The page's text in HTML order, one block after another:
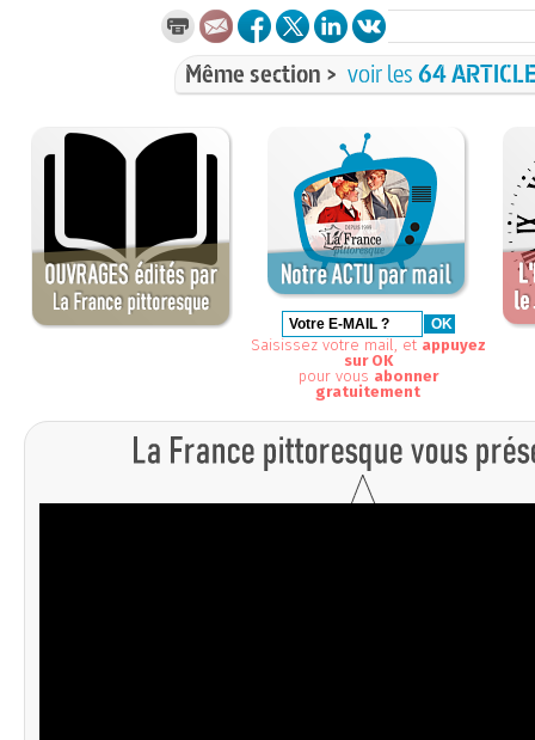
Même section > voir les64
Saisissez votre mail, et appuyez
sur OK
pour vous abonner
gratuitement